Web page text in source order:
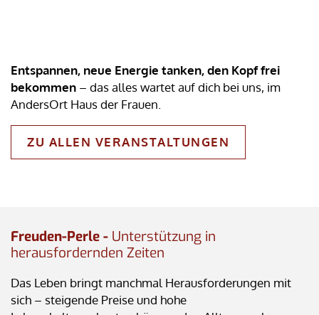
Entspannen, neue Energie tanken, den Kopf frei
bekommen – das alles wartet auf dich bei uns, im
AndersOrt Haus der Frauen.
ZU ALLEN VERANSTALTUNGEN
Freuden-Perle - Unterstützung in
herausfordernden Zeiten
Das Leben bringt manchmal Herausforderungen mit
sich – steigende Preise und hohe